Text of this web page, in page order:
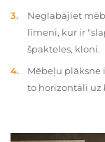
Neglabājiet
līmeni, kur ir
špakteles, kloni.
Mēbeļu plāksne
to horizontāli uz